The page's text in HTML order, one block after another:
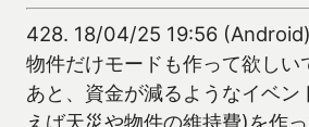
428. 18/04/25 19:56
物件だけモードも作って欲しい
あと、資金が減るようなイベン
えば天災や物件の維持費)を作